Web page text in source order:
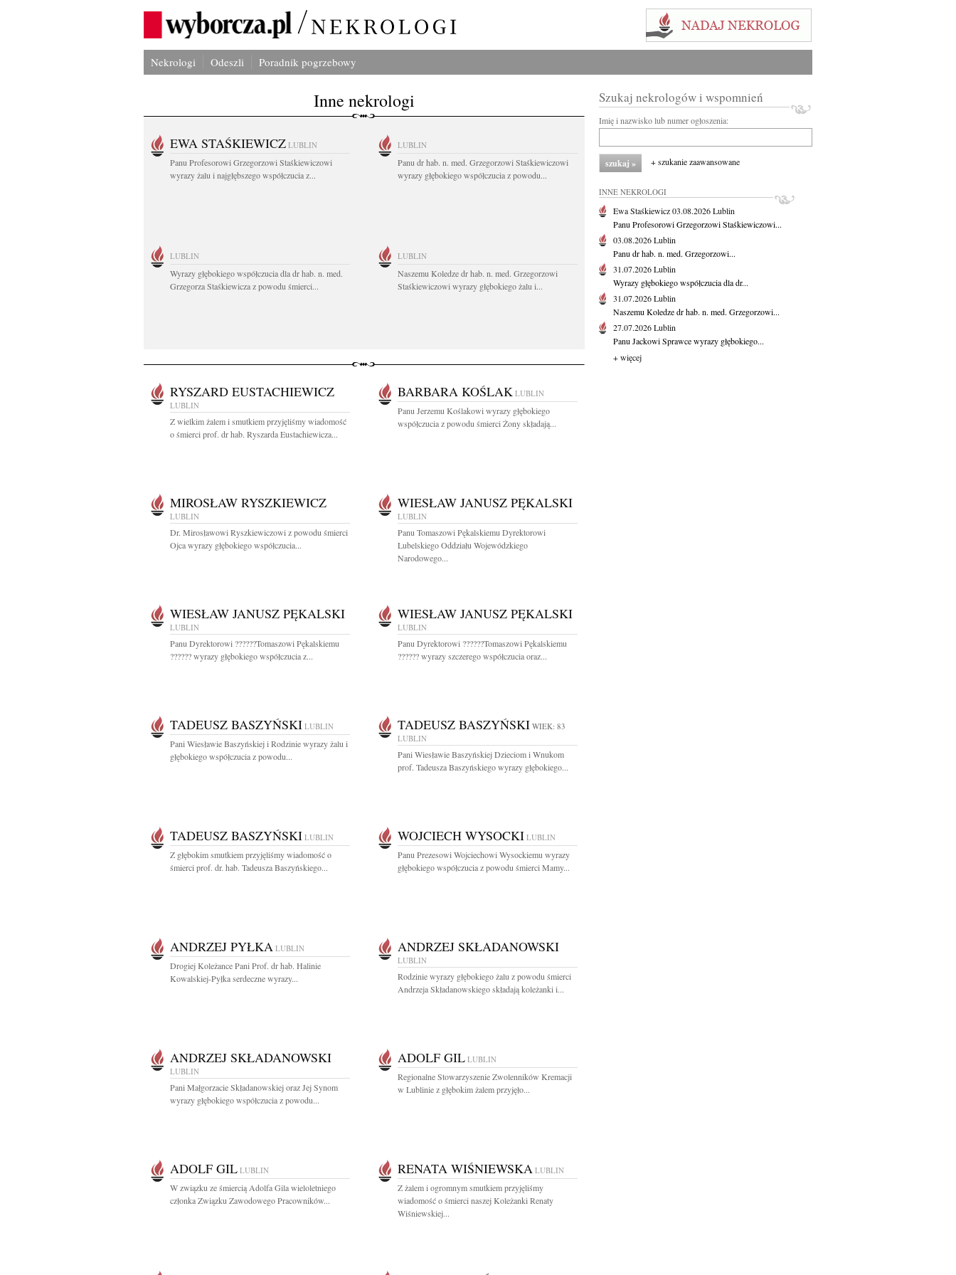
Nekrologi Odeszli Poradnik pogrzebowy
Inne nekrologi
EWA STAŚKIEWICZ LUBLIN
Panu Profesorowi Grzegorzowi Staśkiewiczowi
wyrazy żalu i najgłębszego współczucia z...
LUBLIN
Panu dr hab. n. med. Grzegorzowi Staśkiewiczowi
wyrazy głębokiego współczucia z powodu...
LUBLIN
Wyrazy głębokiego współczucia dla dr hab. n. med.
Grzegorza Staśkiewicza z powodu śmierci...
LUBLIN
Naszemu Koledze dr hab. n. med. Grzegorzowi
Staśkiewiczowi wyrazy głębokiego żalu i...
RYSZARD EUSTACHIEWICZ
LUBLIN
Z wielkim żalem i smutkiem przyjęliśmy wiadomość
o śmierci prof. dr hab. Ryszarda Eustachiewicza...
BARBARA KOŚLAK LUBLIN
Panu Jerzemu Koślakowi wyrazy głębokiego
współczucia z powodu śmierci Żony składają...
MIROSŁAW RYSZKIEWICZ
LUBLIN
Dr. Mirosławowi Ryszkiewiczowi z powodu śmierci
Ojca wyrazy głębokiego współczucia...
WIESŁAW JANUSZ PĘKALSKI
LUBLIN
Panu Tomaszowi Pękalskiemu Dyrektorowi
Lubelskiego Oddziału Wojewódzkiego
Narodowego...
WIESŁAW JANUSZ PĘKALSKI
LUBLIN
Panu Dyrektorowi ??????Tomaszowi Pękalskiemu
?????? wyrazy głębokiego współczucia z...
WIESŁAW JANUSZ PĘKALSKI
LUBLIN
Panu Dyrektorowi ??????Tomaszowi Pękalskiemu
?????? wyrazy szczerego współczucia oraz...
TADEUSZ BASZYŃSKI LUBLIN
Pani Wiesławie Baszyńskiej i Rodzinie wyrazy żalu i
głębokiego współczucia z powodu...
TADEUSZ BASZYŃSKI WIEK: 83
LUBLIN
Pani Wiesławie Baszyńskiej Dzieciom i Wnukom
prof. Tadeusza Baszyńskiego wyrazy głębokiego...
TADEUSZ BASZYŃSKI LUBLIN
Z głębokim smutkiem przyjęliśmy wiadomość o
śmierci prof. dr. hab. Tadeusza Baszyńskiego...
WOJCIECH WYSOCKI LUBLIN
Panu Prezesowi Wojciechowi Wysockiemu wyrazy
głębokiego współczucia z powodu śmierci Mamy...
ANDRZEJ PYŁKA LUBLIN
Drogiej Koleżance Pani Prof. dr hab. Halinie
Kowalskiej-Pyłka serdeczne wyrazy...
ANDRZEJ SKŁADANOWSKI
LUBLIN
Rodzinie wyrazy głębokiego żalu z powodu śmierci
Andrzeja Składanowskiego składają koleżanki i...
ANDRZEJ SKŁADANOWSKI
LUBLIN
Pani Małgorzacie Składanowskiej oraz Jej Synom
wyrazy głębokiego współczucia z powodu...
ADOLF GIL LUBLIN
Regionalne Stowarzyszenie Zwolenników Kremacji
w Lublinie z głębokim żalem przyjęło...
ADOLF GIL LUBLIN
W związku ze śmiercią Adolfa Gila wieloletniego
członka Związku Zawodowego Pracowników...
RENATA WIŚNIEWSKA LUBLIN
Z żalem i ogromnym smutkiem przyjęliśmy
wiadomość o śmierci naszej Koleżanki Renaty
Wiśniewskiej...
Szukaj nekrologów i wspomnień
Imię i nazwisko lub numer ogłoszenia:
+ szukanie zaawansowane
INNE NEKROLOGI
Ewa Staśkiewicz03.08.2026Lublin
Panu Profesorowi Grzegorzowi Staśkiewiczowi...
03.08.2026Lublin
Panu dr hab. n. med. Grzegorzowi...
31.07.2026Lublin
Wyrazy głębokiego współczucia dla dr...
31.07.2026Lublin
Naszemu Koledze dr hab. n. med. Grzegorzowi...
27.07.2026Lublin
Panu Jackowi Sprawce wyrazy głębokiego...
+ więcej